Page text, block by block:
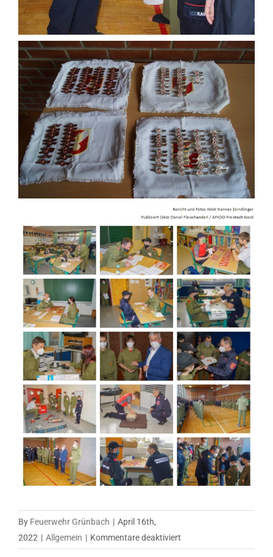
By Feuerwehr Grünbach | April 16th,
2022 | Allgemein | Kommentare deaktiviert